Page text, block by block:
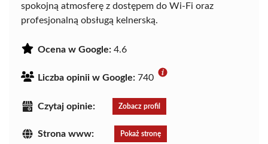
spokojną atmosferę z dostępem do Wi-Fi oraz
profesjonalną obsługą kelnerską.
Ocena w Google: 4.6
Liczba opinii w Google: 740
Czytaj opinie: Zobacz profil
Strona www: Pokaż stronę